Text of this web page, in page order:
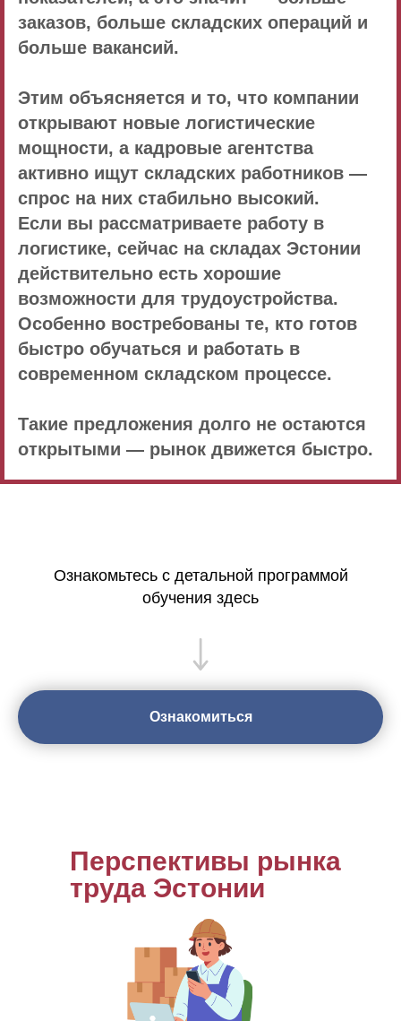
заказов, больше складских операций и
больше вакансий.
Этим объясняется и то, что компании
открывают новые логистические
мощности, а кадровые агентства
активно ищут складских работников —
спрос на них стабильно высокий.
Если вы рассматриваете работу в
логистике, сейчас на складах Эстонии
действительно есть хорошие
возможности для трудоустройства.
Особенно востребованы те, кто готов
быстро обучаться и работать в
современном складском процессе.
Такие предложения долго не остаются
открытыми — рынок движется быстро.
Ознакомьтесь с детальной программой
обучения здесь
Ознакомиться
Перспективы рынка
труда Эстонии